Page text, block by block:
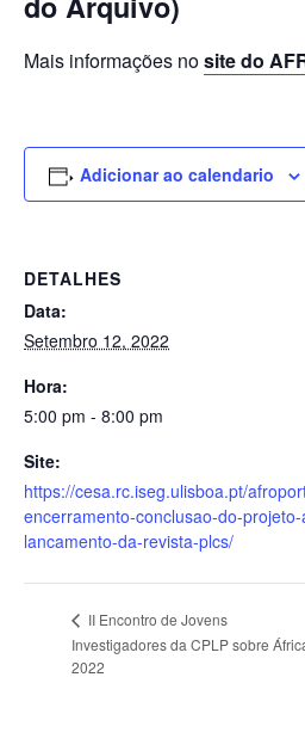
Mais informações nosite do
Adicionar ao calendario
DETALHES
Data:
Setembro 12, 2022
Hora:
5:00 pm - 8:00 pm
Site:
https://cesa.rc.iseg.ulisboa.pt/
encerramento-conclusao-do-
lancamento-da-revista-plcs/
II Encontro de Jovens
Investigadores da CPLP sobre
2022